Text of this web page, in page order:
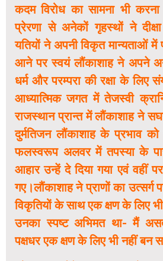
कदम विरोध का सामना भी
प्रेरणा से अनेकों गृहस्थों ने
यतियों ने अपनी विकृत मान्यताओं में
आने पर स्वयं लौंकाशाह ने अपने
धर्म और परम्परा की रक्षा के लिए
आध्यात्मिक जगत में तेजस्वी
राजस्थान प्रान्त में लौंकाशाह ने
दुर्मतिजन लौंकाशाह के प्रभाव
फलस्वरूप अलवर में तपस्या के
आहार उन्हें दे दिया गया एवं वहीं
गए।लौंकाशाह ने प्राणों का उत्सर्ग
विकृतियों के साथ एक क्षण के लिए
उनका स्पष्ट अभिमत था- मैं
पक्षधर एक क्षण के लिए भी नहीं बन